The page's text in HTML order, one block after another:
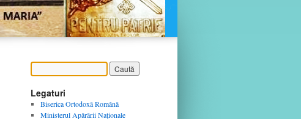
Legaturi
Biserica Ortodoxă Română
Ministerul Apărării Naţionale